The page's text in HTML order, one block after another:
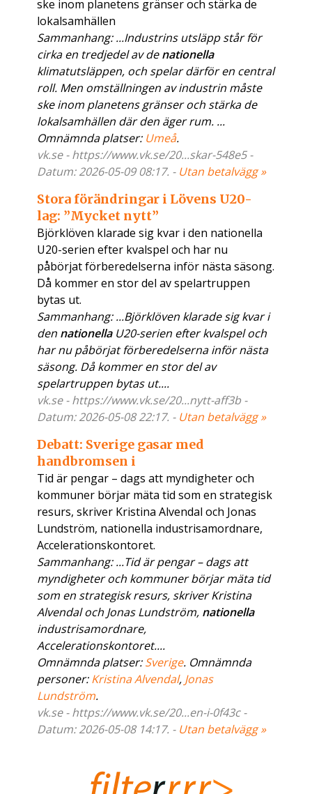
ske inom planetens gränser och stärka de
lokalsamhällen
Sammanhang: ...Industrins utsläpp står för
cirka en tredjedel av denationella
klimatutsläppen, och spelar därför en central
roll. Men omställningen av industrin måste
ske inom planetens gränser och stärka de
lokalsamhällen där den äger rum. ...
Omnämnda platser: Umeå.
vk.se - https://www.vk.se/20...skar-548e5 -
Datum: 2026-05-09 08:17. - Utan betalvägg »
Stora förändringar i Lövens U20-
lag: ”Mycket nytt”
Björklöven klarade sig kvar i den nationella
U20-serien efter kvalspel och har nu
påbörjat förberedelserna inför nästa säsong.
Då kommer en stor del av spelartruppen
bytas ut.
Sammanhang: ...Björklöven klarade sig kvar i
den nationellaU20-serien efter kvalspel och
har nu påbörjat förberedelserna inför nästa
säsong. Då kommer en stor del av
spelartruppen bytas ut....
vk.se - https://www.vk.se/20...nytt-aff3b -
Datum: 2026-05-08 22:17. - Utan betalvägg »
Debatt: Sverige gasar med
handbromsen i
Tid är pengar – dags att myndigheter och
kommuner börjar mäta tid som en strategisk
resurs, skriver Kristina Alvendal och Jonas
Lundström, nationella industrisamordnare,
Accelerationskontoret.
Sammanhang: ...Tid är pengar – dags att
myndigheter och kommuner börjar mäta tid
som en strategisk resurs, skriver Kristina
Alvendal och Jonas Lundström, nationella
industrisamordnare,
Accelerationskontoret....
Omnämnda platser:Sverige. Omnämnda
personer:Kristina Alvendal, Jonas
Lundström.
vk.se - https://www.vk.se/20...en-i-0f43c -
Datum: 2026-05-08 14:17. - Utan betalvägg »